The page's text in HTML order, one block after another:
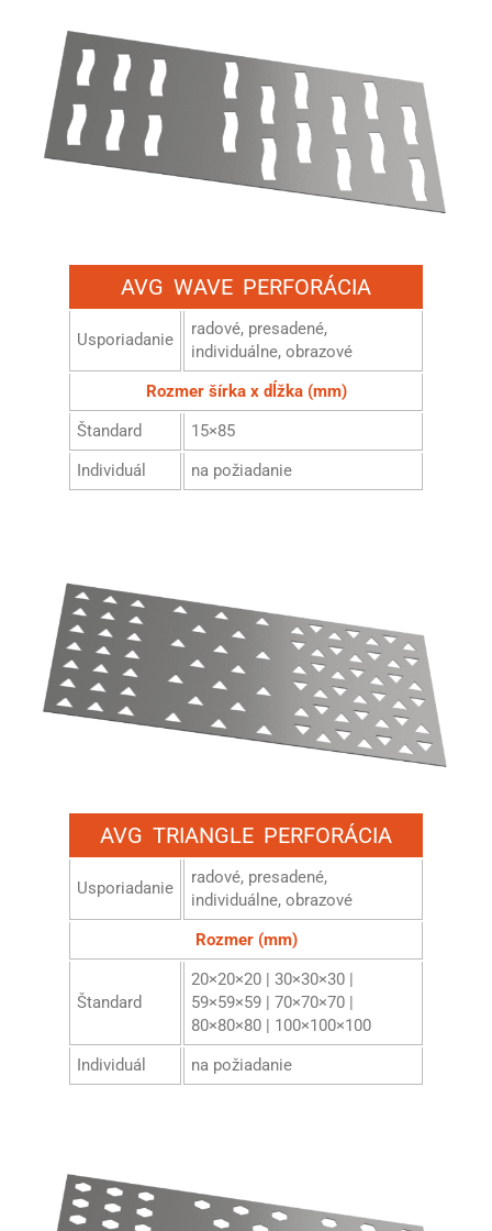
AVG WAVE PERFORÁCIA
Usporiadanie
radové, presadené,
individuálne, obrazové
Rozmer šírka x dĺžka (mm)
Štandard
15×85
Individuál
na požiadanie
AVG TRIANGLE PERFORÁCIA
Usporiadanie
radové, presadené,
individuálne, obrazové
Rozmer (mm)
Štandard
20×20×20 | 30×30×30 |
59×59×59 | 70×70×70 |
80×80×80 | 100×100×100
Individuál
na požiadanie